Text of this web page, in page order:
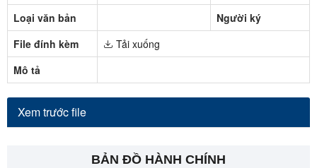
Loại văn bản
Người ký
File đính kèm
Tải xuống
Mô tả
Xem trước file
BẢN ĐỒ HÀNH CHÍNH